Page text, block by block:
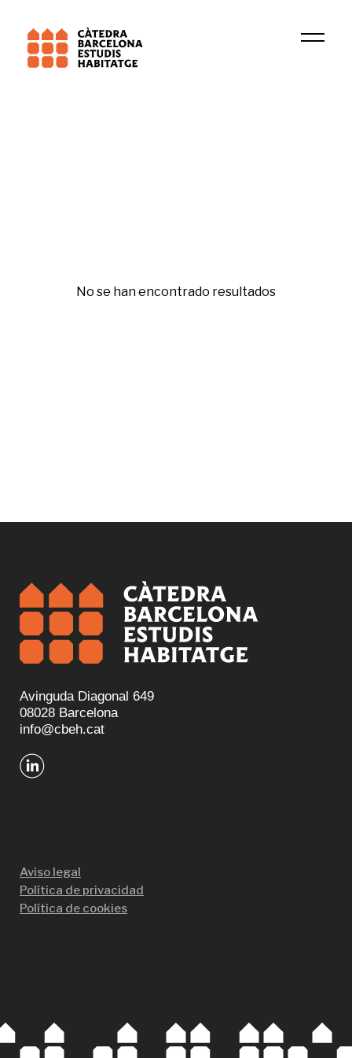
No se han encontrado resultados
Avinguda Diagonal 649
08028 Barcelona
info@cbeh.cat
Aviso legal
Política de privacidad
Política de cookies